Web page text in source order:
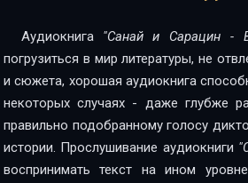
13
15
16
Аудиокнига "Санай и Сарацин -
погрузиться в мир литературы, не
и сюжета, хорошая аудиокнига
некоторых случаях - даже глубже
правильно подобранному голосу
истории. Прослушивание аудиокниги
воспринимать текст на ином